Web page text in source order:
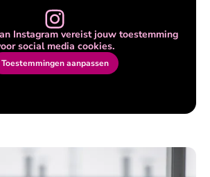
Instagram vereist jouw toestemming
social media cookies.
Toestemmingen aanpassen